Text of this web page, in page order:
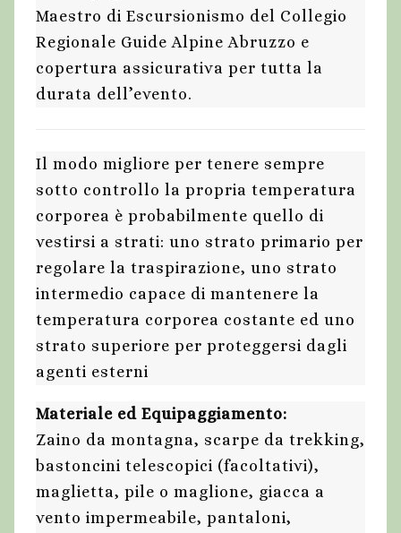
Maestro di Escursionismo del Collegio
Regionale Guide Alpine Abruzzo e
copertura assicurativa per tutta la
durata dell’evento.
Il modo migliore per tenere sempre
sotto controllo la propria temperatura
corporea è probabilmente quello di
vestirsi a strati: uno strato primario per
regolare la traspirazione, uno strato
intermedio capace di mantenere la
temperatura corporea costante ed uno
strato superiore per proteggersi dagli
agenti esterni
Materiale ed Equipaggiamento:
Zaino da montagna, scarpe da trekking,
bastoncini telescopici (facoltativi),
maglietta, pile o maglione, giacca a
vento impermeabile, pantaloni,